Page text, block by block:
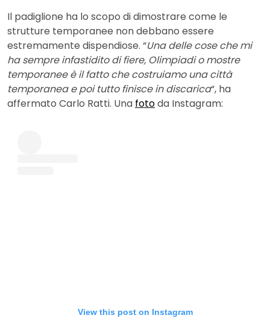
Il padiglione ha lo scopo di dimostrare come le
strutture temporanee non debbano essere
estremamente dispendiose. “Una delle cose che mi
ha sempre infastidito di fiere, Olimpiadi o mostre
temporanee è il fatto che costruiamo una città
temporanea e poi tutto finisce in discarica“, ha
affermato Carlo Ratti. Una fotoda Instagram:
View this post on Instagram